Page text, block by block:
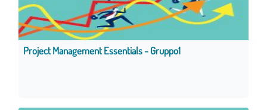
Project Management Essentials - Gruppo1